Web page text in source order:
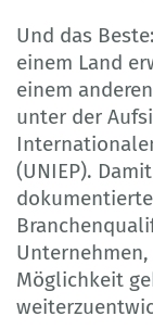
Und das
einem Land
einem
unter der
(UNIEP).
Möglichkeit